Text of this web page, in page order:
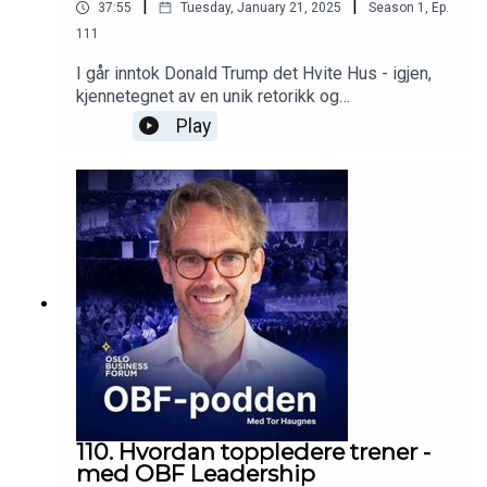
37:55 Tuesday, January 21, 2025 Season 1 , Ep.
111
I går inntok Donald Trump det Hvite Hus - igjen,
kjennetegnet av en unik retorikk og
kommunikasjonsmetode man sjeldent har sett
maken til. I denne episoden studerer vi Trump
sine retoriske virkemidler nærmere sammen med
Eirik Bergesen, og om det er noe vi kan lære av
Trump sine teknikker. Ut fra dette trekker Eirik
frem tre ledertips som vi kan ta fra
Trump: Hvordan kommunisere effektivtÅ bygge
merkevare som lederRisikovillighetHør mer om
dette i ukens episode!
Play
110. Hvordan toppledere trener -
med OBF Leadership